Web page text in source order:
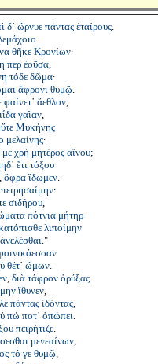
δ᾽ ὤρνυε πάντας ἑταίρους.
·
θῆκε Κρονίων·
περ ἐοῦσα,
τόδε δῶμα·
ἄφρονι θυμῷ.
φαίνετ᾽ ἄεθλον,
γαῖαν,
Μυκήνης·
μελαίνης·
με χρὴ μητέρος αἴνου;
᾽ ἔτι τόξου
, ὄφρα ἴδωμεν.
πειρησαίμην·
σιδήρου,
πότνια μήτηρ
λιποίμην
ἀνελέσθαι."
θέτ᾽ ὤμων.
, διὰ τάφρον ὀρύξας
ἴθυνεν,
πάντας ἰδόντας,
πώ ποτ᾽ ὀπώπει.
πειρήτιζε.
μενεαίνων,
τό γε θυμῷ,